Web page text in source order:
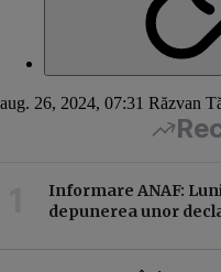
aug. 26, 2024, 07:31 Răzvan
Informare ANAF:
depunerea unor